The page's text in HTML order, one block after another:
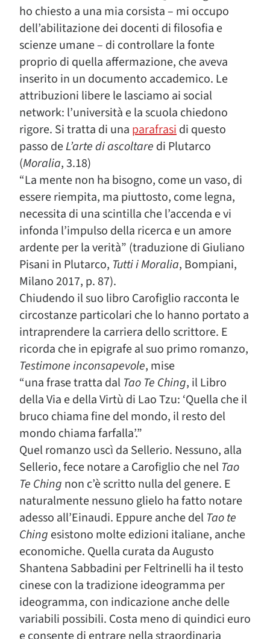
ho chiesto a una mia corsista – mi occupo
dell’abilitazione dei docenti di filosofia e
scienze umane – di controllare la fonte
proprio di quella affermazione, che aveva
inserito in un documento accademico. Le
attribuzioni libere le lasciamo ai social
network: l’università e la scuola chiedono
rigore. Si tratta di una parafrasidi questo
passo deL’arte di ascoltare di Plutarco
(Moralia, 3.18)
“La mente non ha bisogno, come un vaso, di
essere riempita, ma piuttosto, come legna,
necessita di una scintilla che l’accenda e vi
infonda l’impulso della ricerca e un amore
ardente per la verità” (traduzione di Giuliano
Pisani in Plutarco, Tutti i Moralia, Bompiani,
Milano 2017, p. 87).
Chiudendo il suo libro Carofiglio racconta le
circostanze particolari che lo hanno portato a
intraprendere la carriera dello scrittore. E
ricorda che in epigrafe al suo primo romanzo,
Testimone inconsapevole, mise
“una frase tratta dal Tao Te Ching, il Libro
della Via e della Virtù di Lao Tzu: ‘Quella che il
bruco chiama fine del mondo, il resto del
mondo chiama farfalla’.”
Quel romanzo uscì da Sellerio. Nessuno, alla
Sellerio, fece notare a Carofiglio che nel Tao
Te Ching non c’è scritto nulla del genere. E
naturalmente nessuno glielo ha fatto notare
adesso all’Einaudi. Eppure anche del Tao te
Ching esistono molte edizioni italiane, anche
economiche. Quella curata da Augusto
Shantena Sabbadini per Feltrinelli ha il testo
cinese con la tradizione ideogramma per
ideogramma, con indicazione anche delle
variabili possibili. Costa meno di quindici euro